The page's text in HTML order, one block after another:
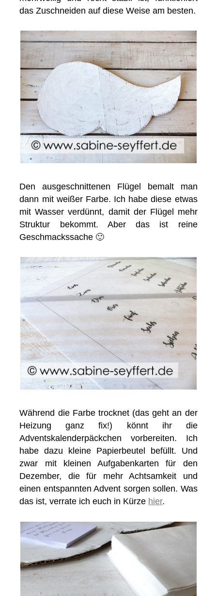
das Zuschneiden auf diese Weise am besten.
Den ausgeschnittenen Flügel bemalt man
dann mit weißer Farbe. Ich habe diese etwas
mit Wasser verdünnt, damit der Flügel mehr
Struktur bekommt. Aber das ist reine
Geschmackssache 🙂
Während die Farbe trocknet (das geht an der
Heizung ganz fix!) könnt ihr die
Adventskalenderpäckchen vorbereiten. Ich
habe dazu kleine Papierbeutel befüllt. Und
zwar mit kleinen Aufgabenkarten für den
Dezember, die für mehr Achtsamkeit und
einen entspannten Advent sorgen sollen. Was
das ist, verrate ich euch in Kürze hier.